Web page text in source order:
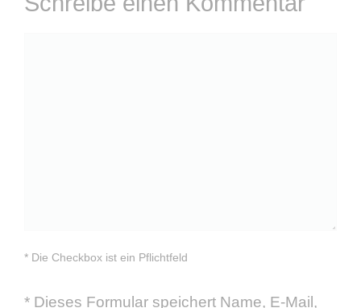
* Die Checkbox ist ein Pflichtfeld
* Dieses Formular speichert Name, E-Mail,